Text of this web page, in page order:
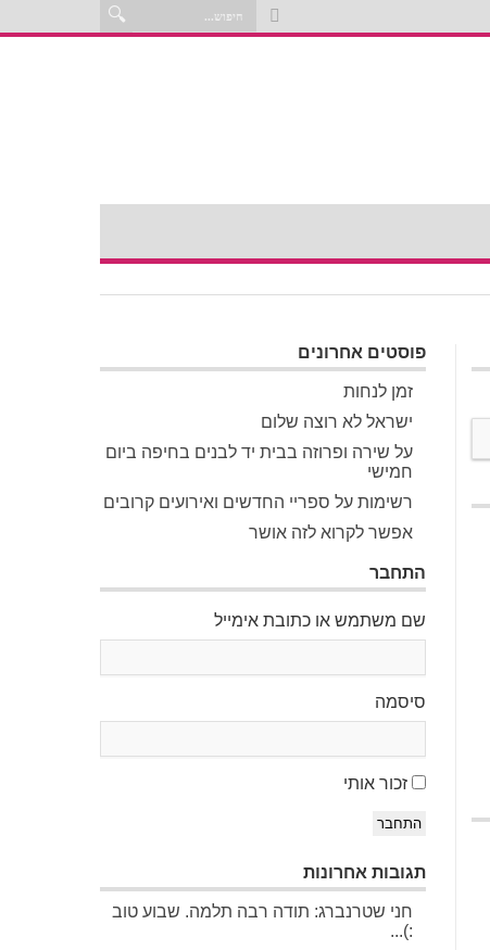
פוסטים אחרונים
זמן לנחות
ישראל לא רוצה שלום
על שירה ופרוזה בבית יד לבנים בחיפה ביום
חמישי
רשימות על ספריי החדשים ואירועים קרובים
אפשר לקרוא לזה אושר
התחבר
שם משתמש או כתובת אימייל
סיסמה
זכור אותי
התחבר
תגובות אחרונות
חני שטרנברג: תודה רבה תלמה. שבוע טוב
:)...